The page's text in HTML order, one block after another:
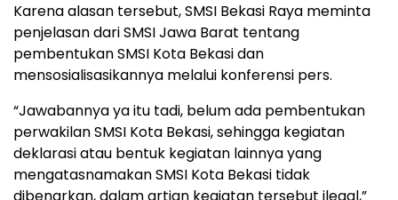
Karena alasan tersebut, SMSI Bekasi Raya meminta
penjelasan dari SMSI Jawa Barat tentang
pembentukan SMSI Kota Bekasi dan
mensosialisasikannya melalui konferensi pers.
“Jawabannya ya itu tadi, belum ada pembentukan
perwakilan SMSI Kota Bekasi, sehingga kegiatan
deklarasi atau bentuk kegiatan lainnya yang
mengatasnamakan SMSI Kota Bekasi tidak